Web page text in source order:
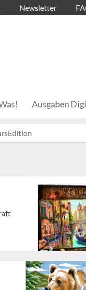
Newsletter
Ausgaben